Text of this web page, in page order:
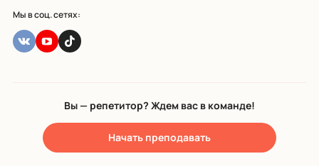
Мы в соц. сетях:
Вы — репетитор? Ждем вас в команде!
Начать преподавать